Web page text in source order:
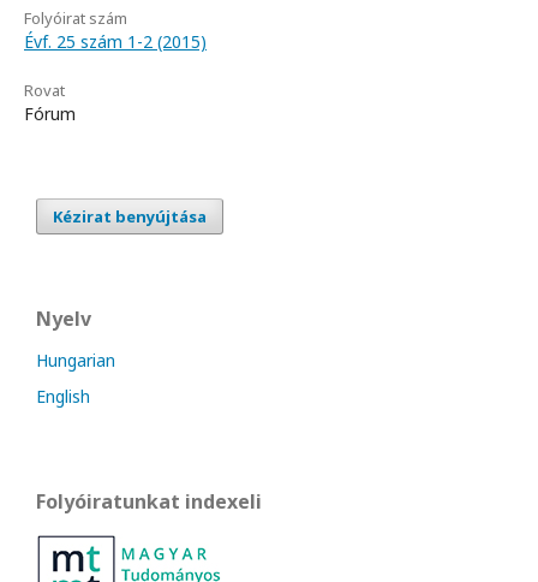
Folyóirat szám
Évf. 25 szám 1-2 (2015)
Rovat
Fórum
Kézirat benyújtása
Nyelv
Hungarian
English
Folyóiratunkat indexeli